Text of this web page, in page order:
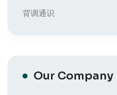
背调通识
Our Company